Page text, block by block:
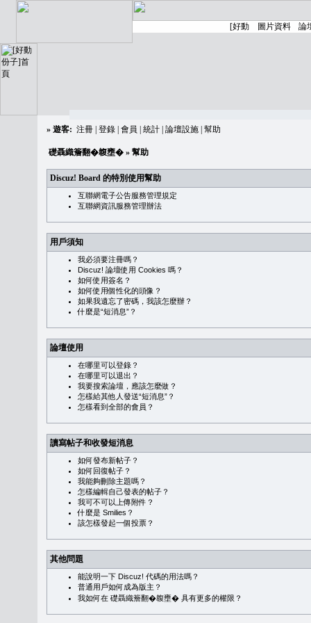
» 遊客: 注冊 登錄 會員 統計 論壇設施 幫助
礎聶織簷翻�䪖壅� » 幫助
Discuz! Board 的特別使用幫助
互聯網電子公告服務管理規定
互聯網資訊服務管理辦法
用戶須知
我必須要注冊嗎？
Discuz! 論壇使用 Cookies 嗎？
如何使用簽名？
如何使用個性化的頭像？
如果我遺忘了密碼，我該怎麼辦？
什麼是“短消息”？
論壇使用
在哪里可以登錄？
在哪里可以退出？
我要搜索論壇，應該怎麼做？
怎樣給其他人發送“短消息”？
怎樣看到全部的會員？
讀寫帖子和收發短消息
如何發布新帖子？
如何回復帖子？
我能夠刪除主題嗎？
怎樣編輯自己發表的帖子？
我可不可以上傳附件？
什麼是 Smilies？
該怎樣發起一個投票？
其他問題
能說明一下 Discuz! 代碼的用法嗎？
普通用戶如何成為版主？
我如何在 礎聶織簷翻�䪖壅� 具有更多的權限？